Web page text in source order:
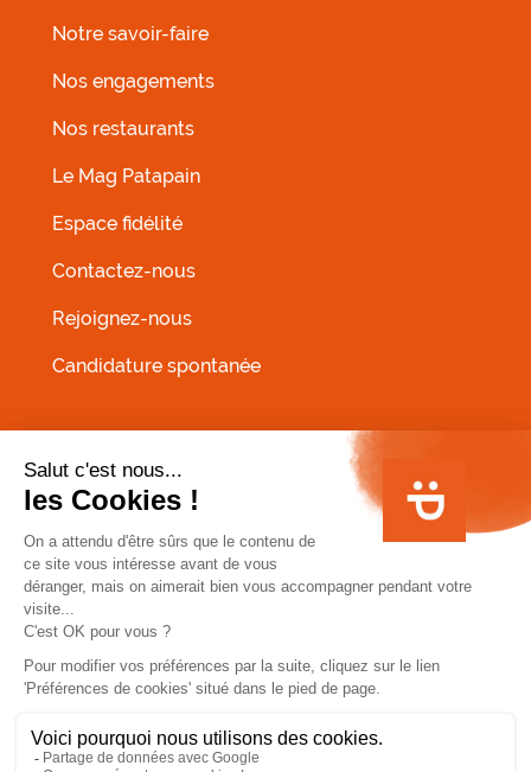
Notre savoir-faire
Nos engagements
Nos restaurants
Le Mag Patapain
Espace fidélité
Contactez-nous
Rejoignez-nous
Candidature spontanée
MENU PIED DE PAGE
Conditions Générales de Vente
Infos allergènes
Conditions Générales d'Utilisation fidélité HA:PPY
Politique de protection des données personnelles
Pour votre santé, évitez de manger trop gras, trop
sucré, trop salé www.mangerbouger.fr